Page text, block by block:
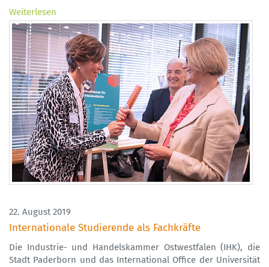
Weiterlesen
22. August 2019
Internationale Studierende als Fachkräfte
Die Industrie- und Handelskammer Ostwestfalen (IHK), die
Stadt Paderborn und das International Office der Universität